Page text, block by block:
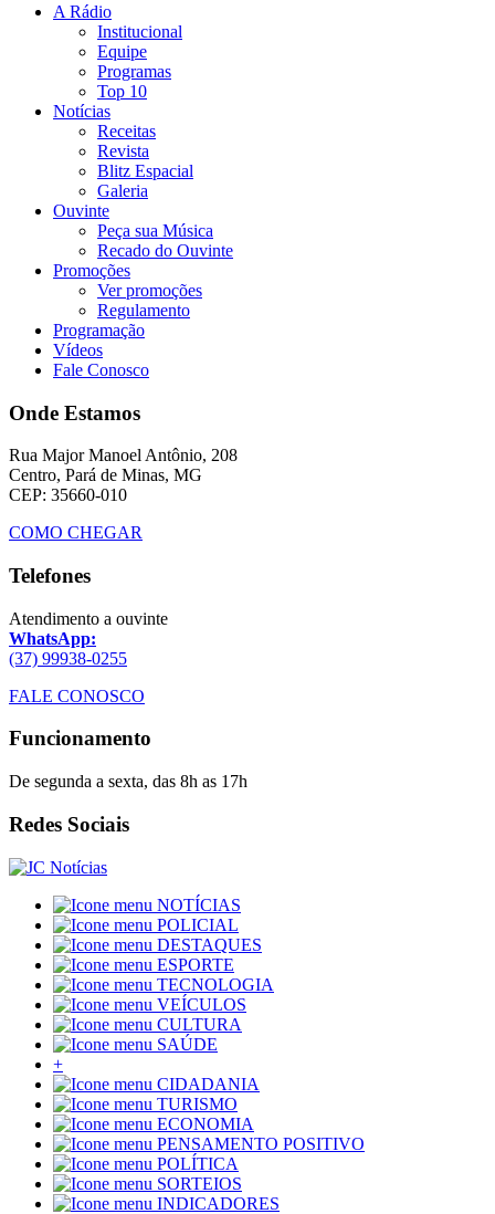
A Rádio
Institucional
Equipe
Programas
Top 10
Notícias
Receitas
Revista
Blitz Espacial
Galeria
Ouvinte
Peça sua Música
Recado do Ouvinte
Promoções
Ver promoções
Regulamento
Programação
Vídeos
Fale Conosco
Onde Estamos
Rua Major Manoel Antônio, 208
Centro, Pará de Minas, MG
CEP: 35660-010
COMO CHEGAR
Telefones
Atendimento a ouvinte
WhatsApp:
(37) 99938-0255
FALE CONOSCO
Funcionamento
De segunda a sexta, das 8h as 17h
Redes Sociais
NOTÍCIAS
POLICIAL
DESTAQUES
ESPORTE
TECNOLOGIA
VEÍCULOS
CULTURA
SAÚDE
+
CIDADANIA
TURISMO
ECONOMIA
PENSAMENTO POSITIVO
POLÍTICA
SORTEIOS
INDICADORES